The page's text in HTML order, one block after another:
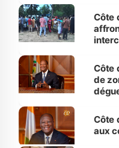
Côte
Côte
de
l'Etat
vies
Côte
aux